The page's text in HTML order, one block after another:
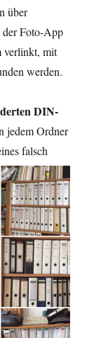
über
der Foto-App
verlinkt, mit
werden.
DIN-
jedem Ordner
falsch